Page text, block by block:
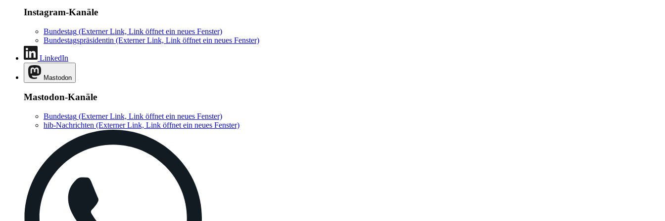
Instagram-Kanäle
Bundestag (Externer Link, Link öffnet ein neues Fenster)
Bundestagspräsidentin (Externer Link, Link öffnet ein neues Fenster)
LinkedIn
Mastodon
Mastodon-Kanäle
Bundestag (Externer Link, Link öffnet ein neues Fenster)
hib-Nachrichten (Externer Link, Link öffnet ein neues Fenster)